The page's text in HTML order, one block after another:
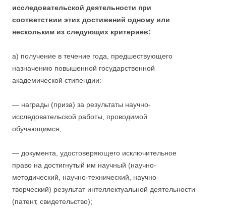
исследовательской деятельности при
соответствии этих достижений одному или
нескольким из следующих критериев:
а) получение в течение года, предшествующего
назначению повышенной государственной
академической стипендии:
— награды (приза) за результаты научно-
исследовательской работы, проводимой
обучающимся;
— документа, удостоверяющего исключительное
право на достигнутый им научный (научно-
методический, научно-технический, научно-
творческий) результат интеллектуальной деятельности
(патент, свидетельство);